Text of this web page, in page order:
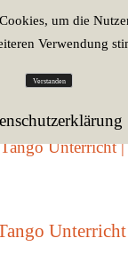
um die
Verwendung
Verstanden